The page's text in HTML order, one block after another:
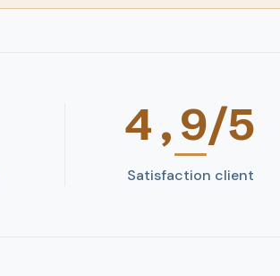
4,9/5
Satisfaction client